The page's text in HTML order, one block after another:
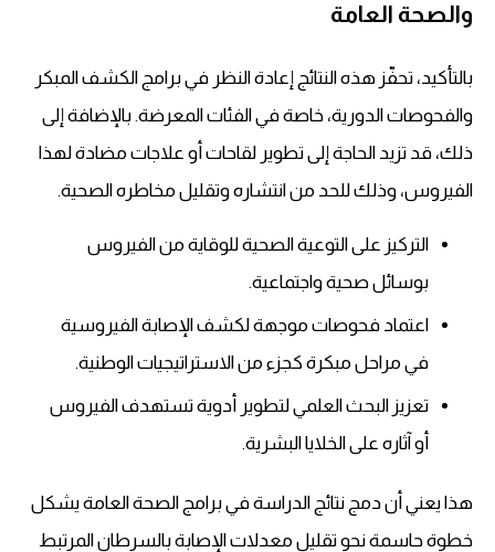
والصحة العامة
بالتأكيد، تحفّز هذه النتائج إعادة النظر في برامج الكشف المبكر
والفحوصات الدورية، خاصة في الفئات المعرضة. بالإضافة إلى
ذلك، قد تزيد الحاجة إلى تطوير لقاحات أو علاجات مضادة لهذا
الفيروس، وذلك للحد من انتشاره وتقليل مخاطره الصحية.
التركيز على التوعية الصحية للوقاية من الفيروس
بوسائل صحية واجتماعية.
اعتماد فحوصات موجهة لكشف الإصابة الفيروسية
في مراحل مبكرة كجزء من الاستراتيجيات الوطنية.
تعزيز البحث العلمي لتطوير أدوية تستهدف الفيروس
أو آثاره على الخلايا البشرية.
هذا يعني أن دمج نتائج الدراسة في برامج الصحة العامة يشكل
خطوة حاسمة نحو تقليل معدلات الإصابة بالسرطان المرتبط